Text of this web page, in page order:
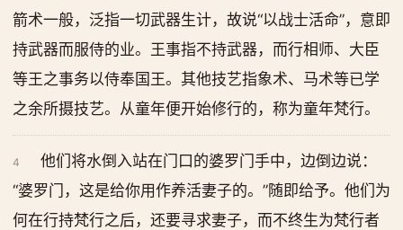
箭术一般，泛指一切武器生计，故说“以战士活命”，意即
持武器而服侍的业。王事指不持武器，而行相师、大臣
等王之事务以侍奉国王。其他技艺指象术、马术等已学
之余所摄技艺。从童年便开始修行的，称为童年梵行。
4
他们将水倒入站在门口的婆罗门手中，边倒边说：
“婆罗门，这是给你用作养活妻子的。”随即给予。他们为
何在行持梵行之后，还要寻求妻子，而不终生为梵行者